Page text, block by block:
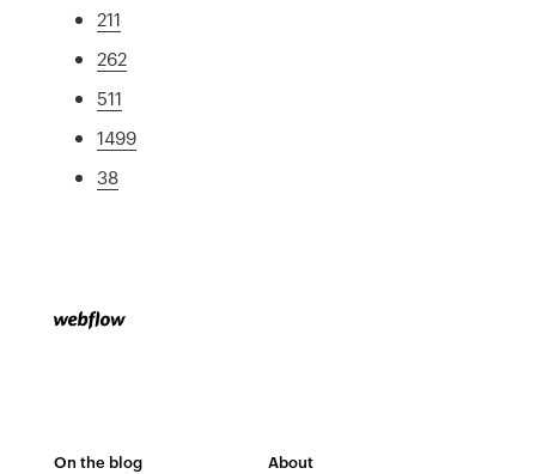
211
262
511
1499
38
On the blog About